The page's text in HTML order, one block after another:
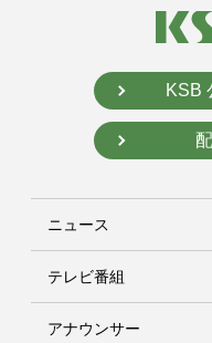
KSB
ニュース
テレビ番組
アナウンサー